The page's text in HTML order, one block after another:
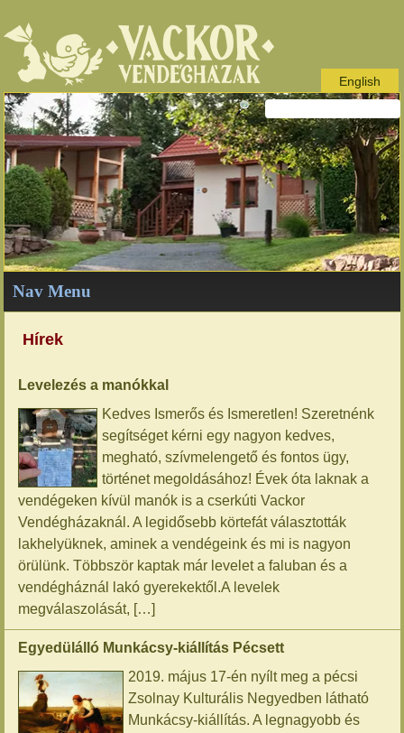
English
Nav Menu
Hírek
Levelezés a manókkal
Kedves Ismerős és Ismeretlen! Szeretnénk
segítséget kérni egy nagyon kedves,
megható, szívmelengető és fontos ügy,
történet megoldásához! Évek óta laknak a
vendégeken kívül manók is a cserkúti Vackor
Vendégházaknál. A legidősebb körtefát választották
lakhelyüknek, aminek a vendégeink és mi is nagyon
örülünk. Többször kaptak már levelet a faluban és a
vendégháznál lakó gyerekektől.A levelek
megválaszolását, […]
Egyedülálló Munkácsy-kiállítás Pécsett
2019. május 17-én nyílt meg a pécsi
Zsolnay Kulturális Negyedben látható
Munkácsy-kiállítás. A legnagyobb és